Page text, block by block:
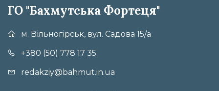
ГО "Бахмутська Фортеця"
м. Вільногірськ, вул. Садова 15/а
+380 (50) 778 17 35
redakziy@bahmut.in.ua